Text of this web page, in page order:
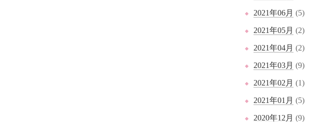
2021年06月 (5)
2021年05月 (2)
2021年04月 (2)
2021年03月 (9)
2021年02月 (1)
2021年01月 (5)
2020年12月 (9)